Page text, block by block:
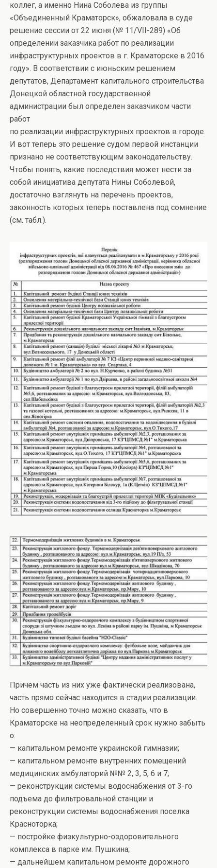
коллег, а именно Нина Соболева из группы
«Объединенный Краматорск», обжаловала в суде
решение сессии от 22 июня (№ 11/VII-289) «Об
определении заказчика работ по реализации
инфраструктурных проектов в г. Краматорске в 2016
году». В соответствии с июньским решением
депутатов, Департамент капитального строительства
Донецкой областной государственной
администрации был определен заказчиком части
работ
по реализации инфраструктурных проектов в городе.
И вот теперь это решение судом первой инстанции
признано не соответствующим законодательству.
Чтобы понять, какие последствия может нести за
собой инициатива депутата Нины Соболевой,
достаточно взглянуть на перечень проектов,
законность которых теперь поставлена под сомнение
(см. табл.).
Причем часть из них уже фактически реализована,
часть прямо сейчас находится в стадии реализации.
Но совершенно точно можно сказать, что в
Краматорске на неопределенный срок нужно забыть
о:
— капитальном ремонте украинской гимназии;
— капитальном ремонте внутренних помещений
медицинских амбулаторий №№ 2, 3, 5, 6 и 7;
— реконструкции системы водоснабжения от 3-го
подъема до фильтровальной станции и
реконструкции системы водоснабжения поселка
Красноторка;
— постройке физкультурно-оздоровительного
комплекса в парке им. Пушкина;
— дальнейшем капитальном ремонте дорожного